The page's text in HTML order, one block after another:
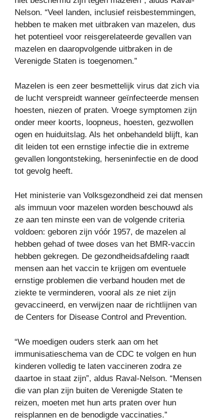
Nelson. “Veel landen, inclusief reisbestemmingen,
hebben te maken met uitbraken van mazelen, dus
het potentieel voor reisgerelateerde gevallen van
mazelen en daaropvolgende uitbraken in de
Verenigde Staten is toegenomen.”
Mazelen is een zeer besmettelijk virus dat zich via
de lucht verspreidt wanneer geïnfecteerde mensen
hoesten, niezen of praten. Vroege symptomen zijn
onder meer koorts, loopneus, hoesten, gezwollen
ogen en huiduitslag. Als het onbehandeld blijft, kan
dit leiden tot een ernstige infectie die in extreme
gevallen longontsteking, herseninfectie en de dood
tot gevolg heeft.
Het ministerie van Volksgezondheid zei dat mensen
als immuun voor mazelen worden beschouwd als
ze aan ten minste een van de volgende criteria
voldoen: geboren zijn vóór 1957, de mazelen al
hebben gehad of twee doses van het BMR-vaccin
hebben gekregen. De gezondheidsafdeling raadt
mensen aan het vaccin te krijgen om eventuele
ernstige problemen die verband houden met de
ziekte te verminderen, vooral als ze niet zijn
gevaccineerd, en verwijzen naar de richtlijnen van
de Centers for Disease Control and Prevention.
“We moedigen ouders sterk aan om het
immunisatieschema van de CDC te volgen en hun
kinderen volledig te laten vaccineren zodra ze
daartoe in staat zijn”, aldus Raval-Nelson. “Mensen
die van plan zijn buiten de Verenigde Staten te
reizen, moeten met hun arts praten over hun
reisplannen en de benodigde vaccinaties.”